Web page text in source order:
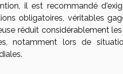
il est recommandé
obligatoires, véritables
réduit considérablement
notamment lors de